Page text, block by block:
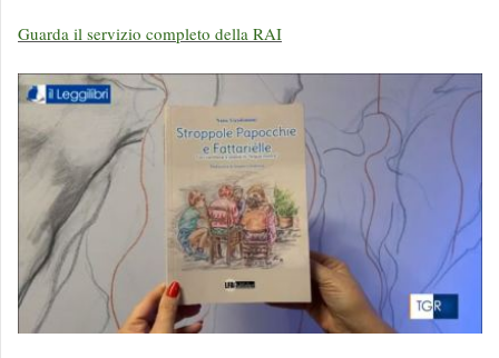
Guarda il servizio completo della RAI